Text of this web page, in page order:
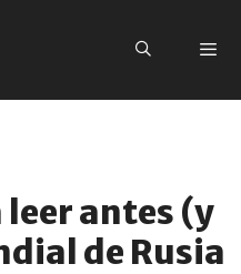
antes (y
de Rusia